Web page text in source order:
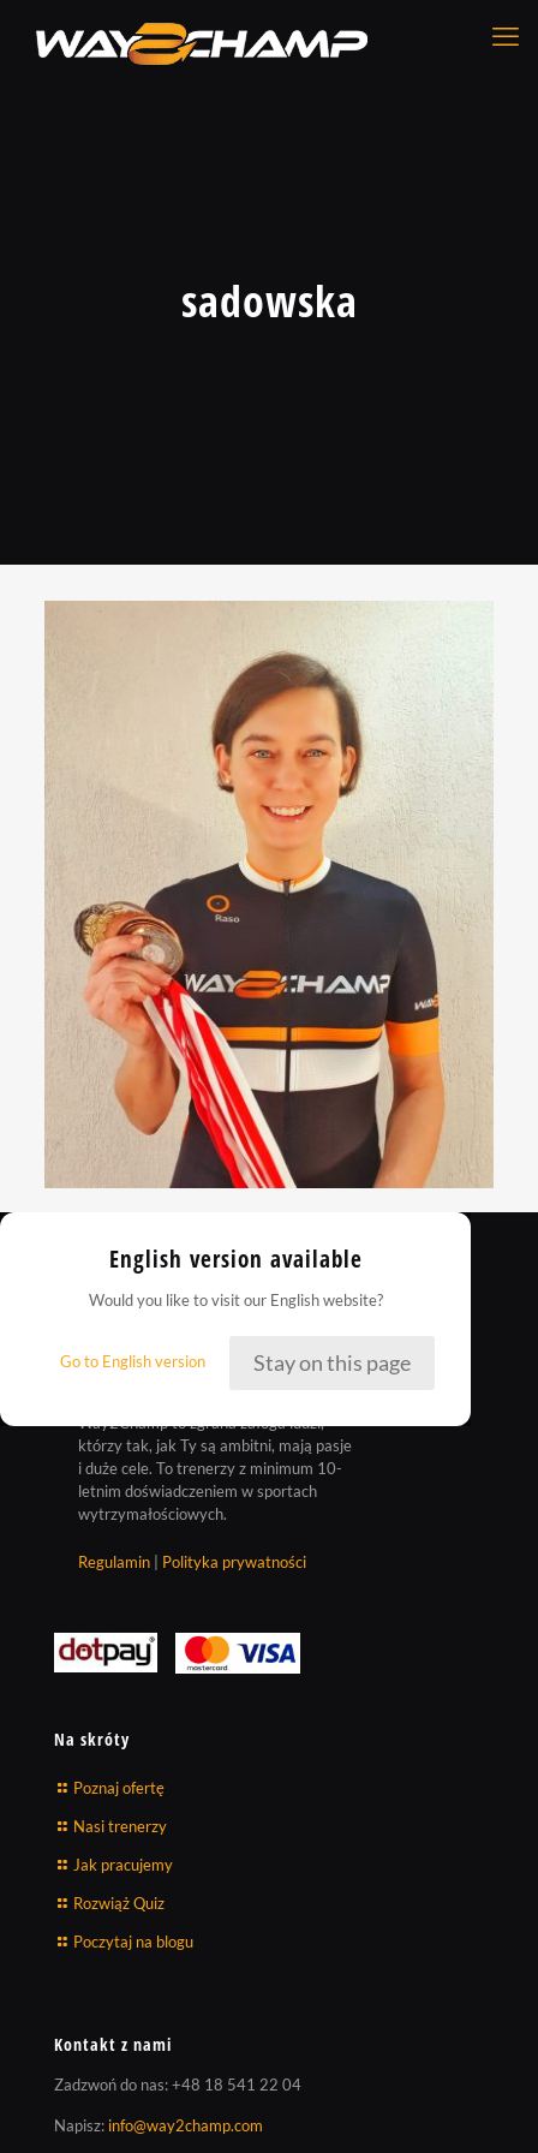
sadowska
Way2Champ to zgrana załoga ludzi,
którzy tak, jak Ty są ambitni, mają pasje
i duże cele. To trenerzy z minimum 10-
letnim doświadczeniem w sportach
wytrzymałościowych.
Regulamin Polityka prywatności
Na skróty
Poznaj ofertę
Nasi trenerzy
Jak pracujemy
Rozwiąż Quiz
Poczytaj na blogu
Kontakt z nami
Zadzwoń do nas:+48 18 541 22 04
Napisz: info@way2champ.com
English version available
Would you like to visit our English website?
Go to English version Stay on this page